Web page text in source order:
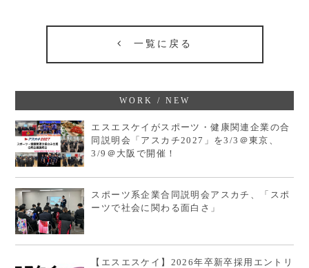
一覧に戻る
WORK / NEW
エスエスケイがスポーツ・健康関連企業の合
同説明会「アスカチ2027」を3/3＠東京、
3/9＠大阪で開催！
スポーツ系企業合同説明会アスカチ、「スポ
ーツで社会に関わる面白さ」
【エスエスケイ】2026年卒新卒採用エントリ